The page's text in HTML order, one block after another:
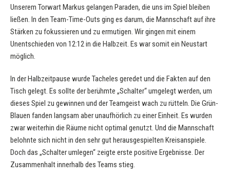
Unserem Torwart Markus gelangen Paraden, die uns im Spiel bleiben
ließen. In den Team-Time-Outs ging es darum, die Mannschaft auf ihre
Stärken zu fokussieren und zu ermutigen. Wir gingen mit einem
Unentschieden von 12:12 in die Halbzeit. Es war somit ein Neustart
möglich.
In der Halbzeitpause wurde Tacheles geredet und die Fakten auf den
Tisch gelegt. Es sollte der berühmte „Schalter“ umgelegt werden, um
dieses Spiel zu gewinnen und der Teamgeist wach zu rütteln. Die Grün-
Blauen fanden langsam aber unaufhörlich zu einer Einheit. Es wurden
zwar weiterhin die Räume nicht optimal genutzt. Und die Mannschaft
belohnte sich nicht in den sehr gut herausgespielten Kreisanspiele.
Doch das „Schalter umlegen“ zeigte erste positive Ergebnisse. Der
Zusammenhalt innerhalb des Teams stieg.